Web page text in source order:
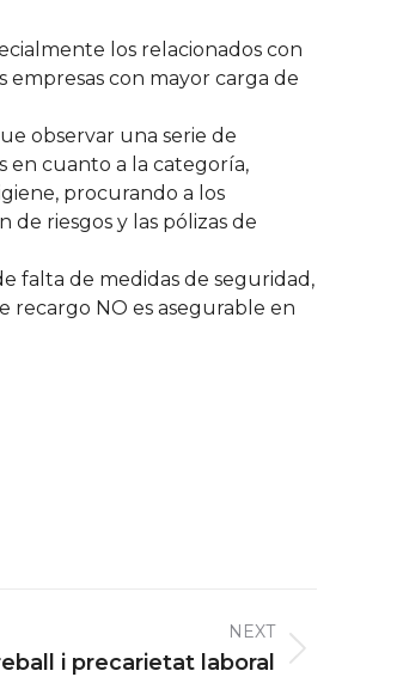
los relacionados con
con mayor carga de
observar una serie de
en cuanto a la categoría,
procurando a los
riesgos y las pólizas de
falta de medidas de seguridad,
recargo NO es asegurable en
NEXT
i precarietat laboral